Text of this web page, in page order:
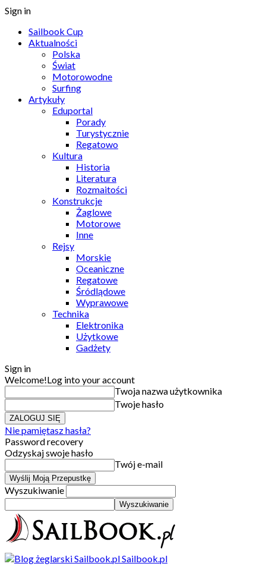
Sign in
Sailbook Cup
Aktualności
Polska
Świat
Motorowodne
Surfing
Artykuły
Eduportal
Porady
Turystycznie
Regatowo
Kultura
Historia
Literatura
Rozmaitości
Konstrukcje
Żaglowe
Motorowe
Inne
Rejsy
Morskie
Oceaniczne
Regatowe
Śródlądowe
Wyprawowe
Technika
Elektronika
Użytkowe
Gadżety
Sign in
Welcome!Log into your account
Twoja nazwa użytkownika
Twoje hasło
Nie pamiętasz hasła?
Password recovery
Odzyskaj swoje hasło
Twój e-mail
Wyszukiwanie
Sailbook.pl